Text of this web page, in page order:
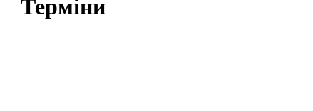
Терміни